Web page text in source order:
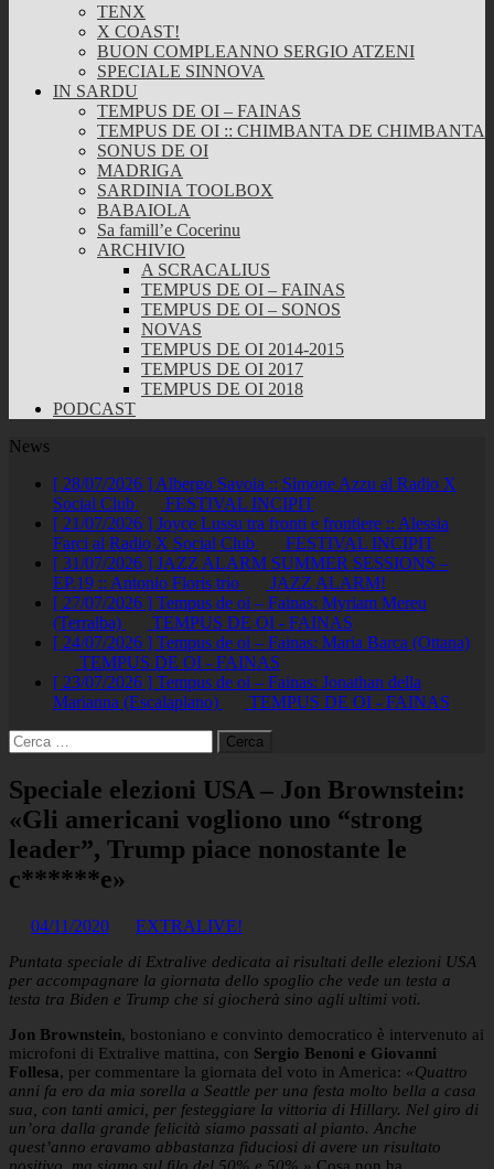
TENX
X COAST!
BUON COMPLEANNO SERGIO ATZENI
SPECIALE SINNOVA
IN SARDU
TEMPUS DE OI – FAINAS
TEMPUS DE OI :: CHIMBANTA DE CHIMBANTA
SONUS DE OI
MADRIGA
SARDINIA TOOLBOX
BABAIOLA
Sa famill’e Cocerinu
ARCHIVIO
A SCRACALIUS
TEMPUS DE OI – FAINAS
TEMPUS DE OI – SONOS
NOVAS
TEMPUS DE OI 2014-2015
TEMPUS DE OI 2017
TEMPUS DE OI 2018
PODCAST
News
[ 28/07/2026 ] Albergo Savoia :: Simone Azzu al Radio X
Social Club
FESTIVAL INCIPIT
[ 21/07/2026 ] Joyce Lussu tra fronti e frontiere :: Alessia
Farci al Radio X Social Club
FESTIVAL INCIPIT
[ 31/07/2026 ] JAZZ ALARM SUMMER SESSIONS –
EP.19 :: Antonio Floris trio
JAZZ ALARM!
[ 27/07/2026 ] Tempus de oi – Fainas: Myriam Mereu
(Terralba)
TEMPUS DE OI - FAINAS
[ 24/07/2026 ] Tempus de oi – Fainas: Maria Barca (Ottana)
TEMPUS DE OI - FAINAS
[ 23/07/2026 ] Tempus de oi – Fainas: Jonathan della
Marianna (Escalaplano)
TEMPUS DE OI - FAINAS
Ricerca
per:
Speciale elezioni USA – Jon Brownstein:
«Gli americani vogliono uno “strong
leader”, Trump piace nonostante le
c******e»
04/11/2020 EXTRALIVE!
Puntata speciale di Extralive dedicata ai risultati delle elezioni USA
per accompagnare la giornata dello spoglio che vede un testa a
testa tra Biden e Trump che si giocherà sino agli ultimi voti.
Jon Brownstein, bostoniano e convinto democratico è intervenuto ai
microfoni di Extralive mattina, con Sergio Benoni e Giovanni
Follesa, per commentare la giornata del voto in America: «Quattro
anni fa ero da mia sorella a Seattle per una festa molto bella a casa
sua, con tanti amici, per festeggiare la vittoria di Hillary. Nel giro di
un’ora dalla grande felicità siamo passati al pianto. Anche
quest’anno eravamo abbastanza fiduciosi di avere un risultato